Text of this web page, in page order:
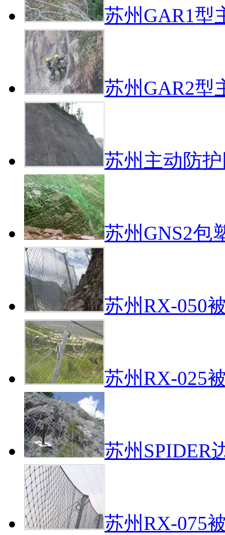
苏州GAR1型
苏州GAR2型
苏州主动防
苏州GNS2包
苏州RX-050
苏州RX-025
苏州SPIDER
苏州RX-075